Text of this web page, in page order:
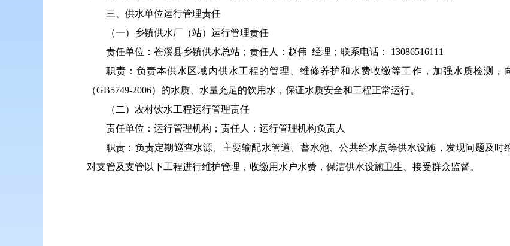
三、供水单位运行管理责任
（一）乡镇供水厂（站）运行管理责任
责任单位：苍溪县乡镇供水总站；责任人：赵伟 经理；联系电话： 13086516111
职责：负责本供水区域内供水工程的管理、维修养护和水费收缴等工作，加强水质检测，
（GB5749-2006）的水质、水量充足的饮用水，保证水质安全和工程正常运行。
（二）农村饮水工程运行管理责任
责任单位：运行管理机构；责任人：运行管理机构负责人
职责：负责定期巡查水源、主要输配水管道、蓄水池、公共给水点等供水设施，发现问题及
对支管及支管以下工程进行维护管理，收缴用水户水费，保洁供水设施卫生、接受群众监督。